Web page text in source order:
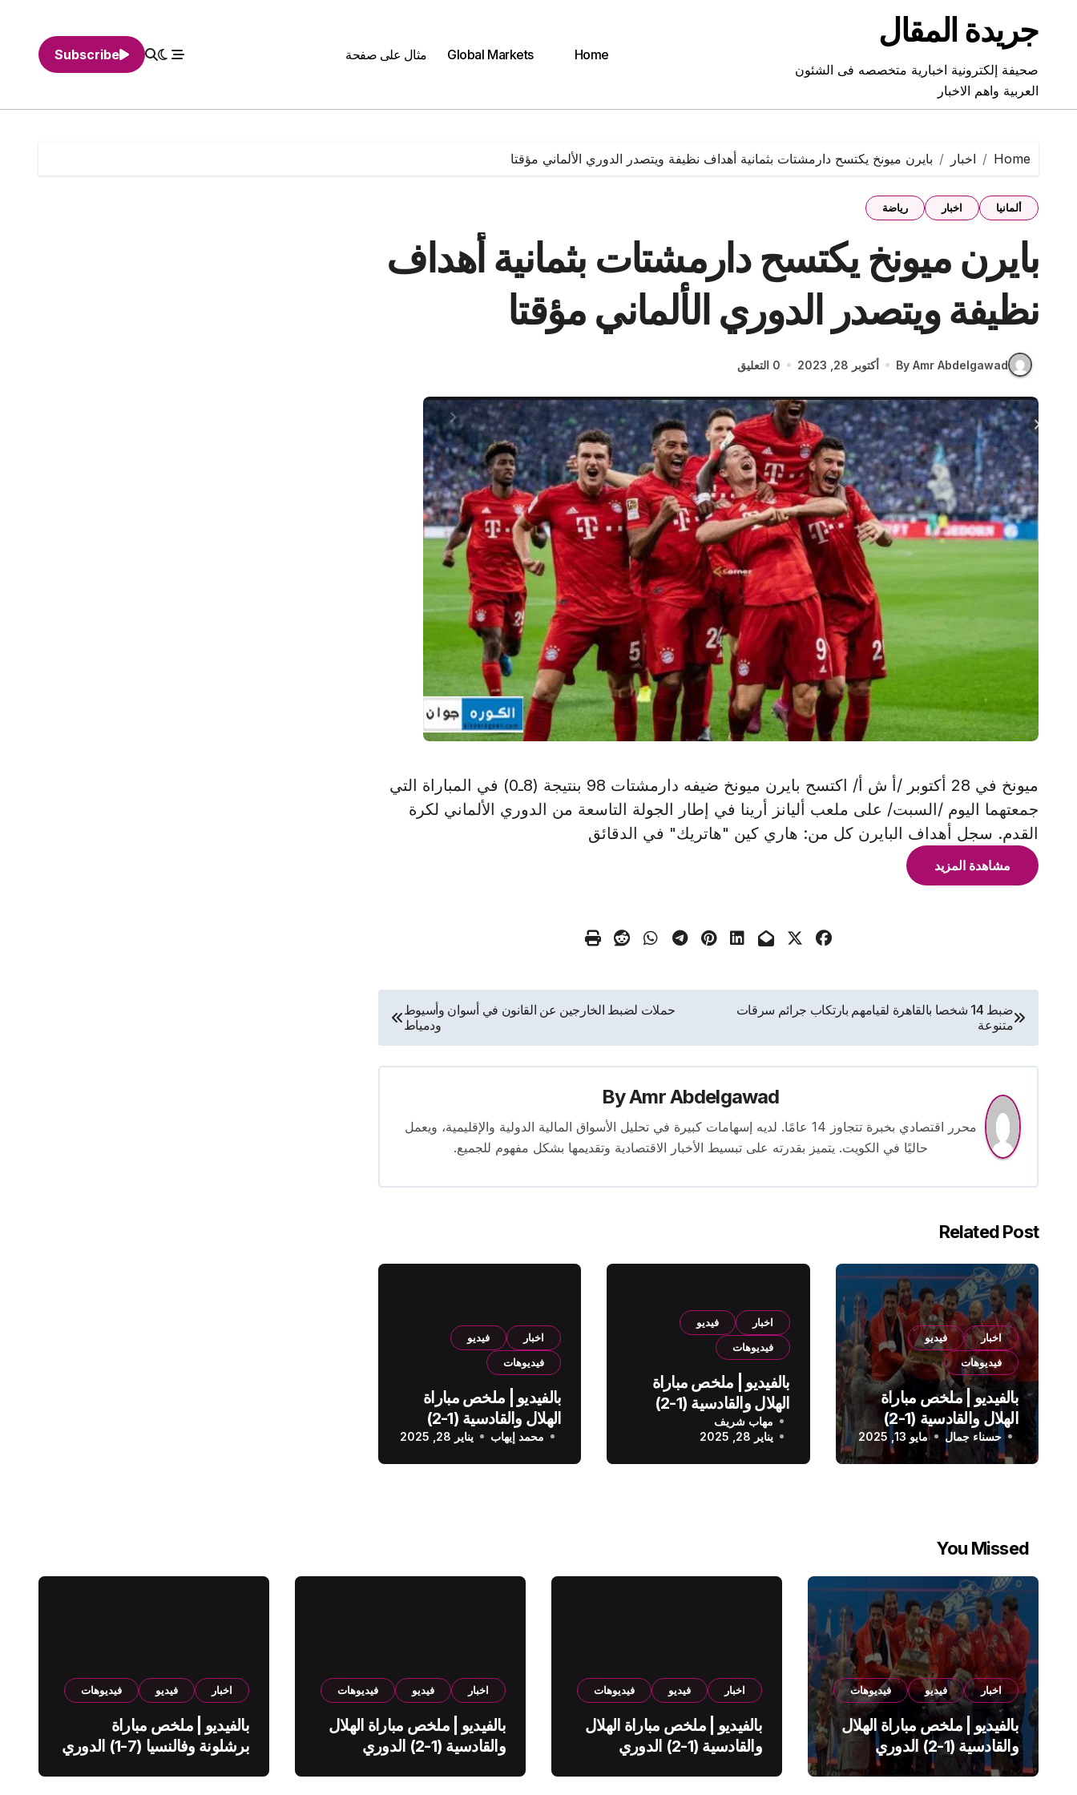
contentجريدة المقال
صحيفة إلكترونية اخبارية متخصصه فى الشئون
العربية واهم الاخبار
Home
Global Markets مثال على صفحة Subscribe
Home اخبار بايرن ميونخ يكتسح دارمشتات بثمانية أهداف نظيفة ويتصدر الدوري الألماني مؤقتا
ألمانيا اخبار رياضة
بايرن ميونخ يكتسح دارمشتات بثمانية أهداف
نظيفة ويتصدر الدوري الألماني مؤقتا
By Amr Abdelgawad أكتوبر 28, 2023 0 التعليق
ميونخ في 28 أكتوبر /أ ش أ/ اكتسح بايرن ميونخ ضيفه دارمشتات 98 بنتيجة (8ـ0) في المباراة التي
جمعتهما اليوم /السبت/ على ملعب أليانز أرينا في إطار الجولة التاسعة من الدوري الألماني لكرة
القدم. سجل أهداف البايرن كل من: هاري كين "هاتريك" في الدقائق
مشاهدة المزيد
تصفّح
المقالات
ضبط 14 شخصا بالقاهرة لقيامهم بارتكاب جرائم سرقات
متنوعة
حملات لضبط الخارجين عن القانون في أسوان وأسيوط
ودمياط
ByAmr Abdelgawad
محرر اقتصادي بخبرة تتجاوز 14 عامًا. لديه إسهامات كبيرة في تحليل الأسواق المالية الدولية والإقليمية، ويعمل
حاليًا في الكويت. يتميز بقدرته على تبسيط الأخبار الاقتصادية وتقديمها بشكل مفهوم للجميع.
Related Post
اخبار
فيديو
فيديوهات
بالفيديو | ملخص مباراة
الهلال والقادسية (1-2)
الدوري السعودي
حسناء جمال مايو 13, 2025
اخبار
فيديو
فيديوهات
بالفيديو | ملخص مباراة
الهلال والقادسية (1-2)
الدوري السعودي
مهاب شريف
يناير 28, 2025
اخبار
فيديو
فيديوهات
بالفيديو | ملخص مباراة
الهلال والقادسية (1-2)
الدوري السعودي
محمد إيهاب يناير 28, 2025
You Missed
اخبار فيديو فيديوهات
بالفيديو | ملخص مباراة الهلال
والقادسية (1-2) الدوري
السعودي
اخبار فيديو فيديوهات
بالفيديو | ملخص مباراة الهلال
والقادسية (1-2) الدوري
اخبار فيديو فيديوهات
بالفيديو | ملخص مباراة الهلال
والقادسية (1-2) الدوري
اخبار فيديو فيديوهات
بالفيديو | ملخص مباراة
برشلونة وفالنسيا (7-1) الدوري